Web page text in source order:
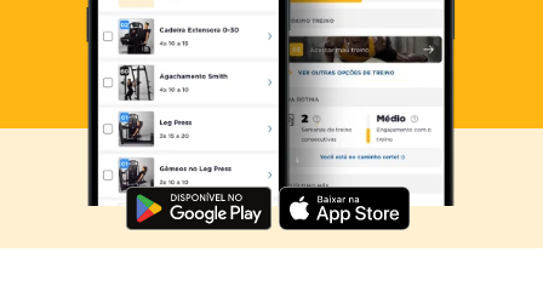
Baixe agora o Smart Fit App